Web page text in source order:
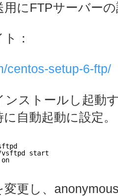
にFTPサーバー
：
centos-setup-6-ftp/
ンストールし起動
自動起動に設定。
start
更し、